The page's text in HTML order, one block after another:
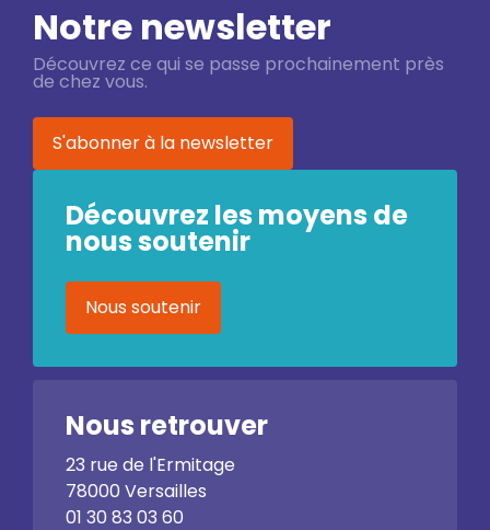
Notre newsletter
Découvrez ce qui se passe prochainement près
de chez vous.
S'abonner à la newsletter
Découvrez les moyens de
nous soutenir
Nous soutenir
Nous retrouver
23 rue de l'Ermitage
78000 Versailles
01 30 83 03 60